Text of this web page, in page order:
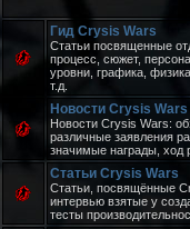
Гид Crysis Wars
Статьи посвященные
процесс, сюжет,
уровни, графика,
т.д.
Новости Crysis Wars
Новости Crysis Wars:
различные заявления
значимые награды, ход
Статьи Crysis Wars
Статьи, посвящённые
интервью взятые у
тесты